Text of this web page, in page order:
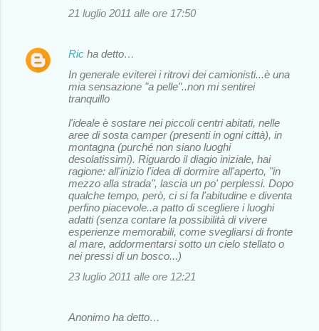
21 luglio 2011 alle ore 17:50
Ric ha detto…
In generale eviterei i ritrovi dei camionisti...è una
mia sensazione "a pelle"..non mi sentirei
tranquillo
l'ideale è sostare nei piccoli centri abitati, nelle
aree di sosta camper (presenti in ogni città), in
montagna (purché non siano luoghi
desolatissimi). Riguardo il diagio iniziale, hai
ragione: all'inizio l'idea di dormire all'aperto, "in
mezzo alla strada", lascia un po' perplessi. Dopo
qualche tempo, però, ci si fa l'abitudine e diventa
perfino piacevole..a patto di scegliere i luoghi
adatti (senza contare la possibilità di vivere
esperienze memorabili, come svegliarsi di fronte
al mare, addormentarsi sotto un cielo stellato o
nei pressi di un bosco...)
23 luglio 2011 alle ore 12:21
Anonimo ha detto…